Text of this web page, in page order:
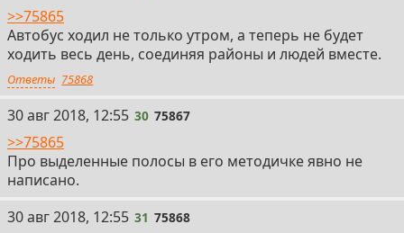
>>75865
Автобус ходил не только утром, а теперь не будет
ходить весь день, соединяя районы и людей вместе.
Ответы 75868
30
30 авг 2018, 12:55 30 75867
>>75865
Про выделенные полосы в его методичке явно не
написано.
31
30 авг 2018, 12:55 31 75868